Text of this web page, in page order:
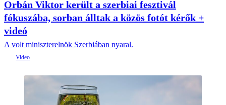
Orbán Viktor került a szerbiai fesztivál
fókuszába, sorban álltak a közös fotót kérők +
videó
A volt miniszterelnök Szerbiában nyaral.